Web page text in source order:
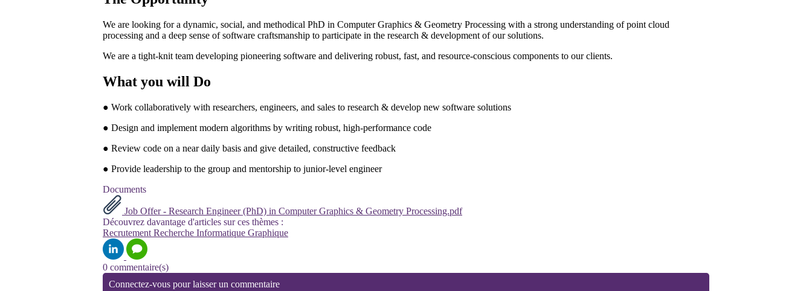
We are looking for a dynamic, social, and methodical PhD in Computer Graphics & Geometry Processing with a strong understanding of point cloud
processing and a deep sense of software craftsmanship to participate in the research & development of our solutions.
We are a tight-knit team developing pioneering software and delivering robust, fast, and resource-conscious components to our clients.
What you will Do
● Work collaboratively with researchers, engineers, and sales to research & develop new software solutions
● Design and implement modern algorithms by writing robust, high-performance code
● Review code on a near daily basis and give detailed, constructive feedback
● Provide leadership to the group and mentorship to junior-level engineer
Documents
Job Offer - Research Engineer (PhD) in Computer Graphics & Geometry Processing.pdf
Découvrez davantage d'articles sur ces thèmes :
Recrutement Recherche Informatique Graphique
0 commentaire(s)
Connectez-vous pour laisser un commentaire